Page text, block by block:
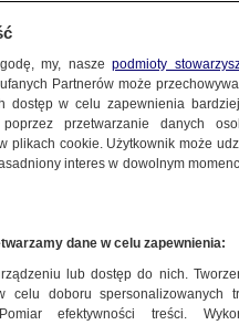
my, naszepodmioty
Partnerów może
dostęp w celu zapewnienia
przetwarzanie danych
plikach cookie. Użytkownik może
interes w dowolnym
dane w celu zapewnienia:
lub dostęp do nich.
celu doboru spersonalizowanych
efektywności treści.